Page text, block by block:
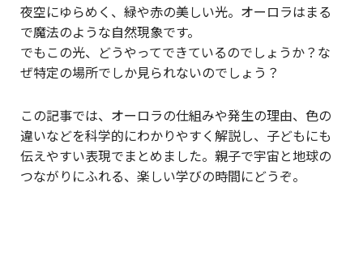
夜空にゆらめく、緑や赤の美しい光。オーロラはまる
で魔法のような自然現象です。
でもこの光、どうやってできているのでしょうか？な
ぜ特定の場所でしか見られないのでしょう？
この記事では、オーロラの仕組みや発生の理由、色の
違いなどを科学的にわかりやすく解説し、子どもにも
伝えやすい表現でまとめました。親子で宇宙と地球の
つながりにふれる、楽しい学びの時間にどうぞ。